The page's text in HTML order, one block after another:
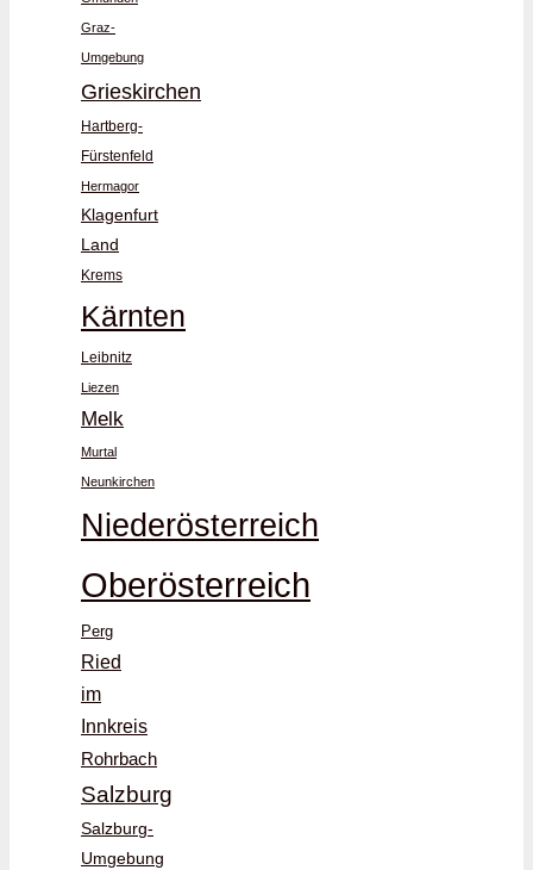
Graz-
Umgebung
Grieskirchen
Hartberg-
Fürstenfeld
Hermagor
Klagenfurt
Land
Krems
Kärnten
Leibnitz
Liezen
Melk
Murtal
Neunkirchen
Niederösterreich
Oberösterreich
Perg
Ried
im
Innkreis
Rohrbach
Salzburg
Salzburg-
Umgebung